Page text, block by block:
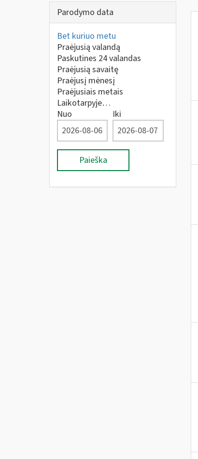
Parodymo data
Bet kuriuo metu
Praėjusią valandą
Paskutines 24 valandas
Praėjusią savaitę
Praėjusį mėnesį
Praėjusiais metais
Laikotarpyje…
Nuo
Iki
Paieška